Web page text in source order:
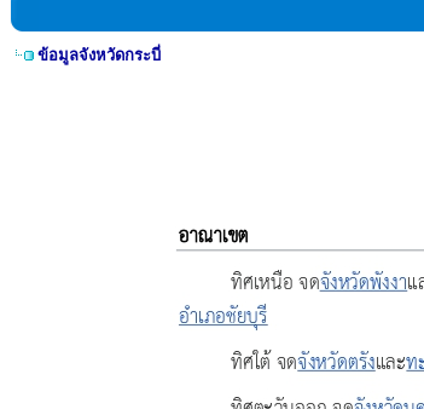
ข้อมูลจังหวัดกระบี่